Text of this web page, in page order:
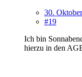
30.
#19
Ich bin
hierzu in den